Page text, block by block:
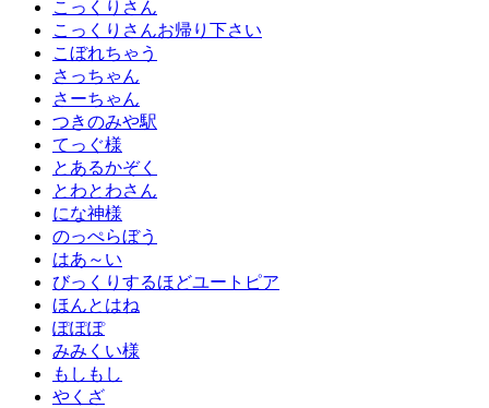
こっくりさん
こっくりさんお帰り下さい
こぼれちゃう
さっちゃん
さーちゃん
つきのみや駅
てっぐ様
とあるかぞく
とわとわさん
にな神様
のっぺらぼう
はあ～い
びっくりするほどユートピア
ほんとはね
ぽぽぽ
みみくい様
もしもし
やくざ